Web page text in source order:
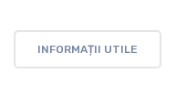
INFORMAȚII UTILE